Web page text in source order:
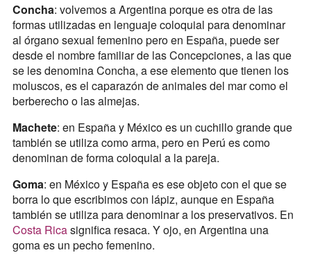
Concha: volvemos a Argentina porque es otra de las
formas utilizadas en lenguaje coloquial para denominar
al órgano sexual femenino pero en España, puede ser
desde el nombre familiar de las Concepciones, a las que
se les denomina Concha, a ese elemento que tienen los
moluscos, es el caparazón de animales del mar como el
berberecho o las almejas.
Machete: en España y México es un cuchillo grande que
también se utiliza como arma, pero en Perú es como
denominan de forma coloquial a la pareja.
Goma: en México y España es ese objeto con el que se
borra lo que escribimos con lápiz, aunque en España
también se utiliza para denominar a los preservativos. En
Costa Ricasignifica resaca. Y ojo, en Argentina una
goma es un pecho femenino.